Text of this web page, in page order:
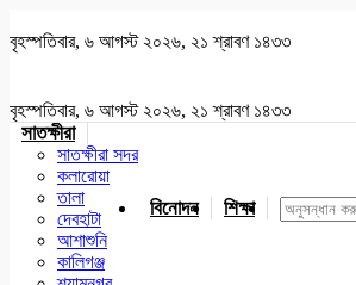
বৃহস্পতিবার, ৬ আগস্ট ২০২৬, ২১ শ্রাবণ ১৪৩৩
বৃহস্পতিবার, ৬ আগস্ট ২০২৬, ২১ শ্রাবণ ১৪৩৩
সাতক্ষীরা
সাতক্ষীরা সদর
কলারোয়া
তালা
দেবহাটা
আশাশুনি
কালিগঞ্জ
বিনোদন শিক্ষা খেলাধুলা